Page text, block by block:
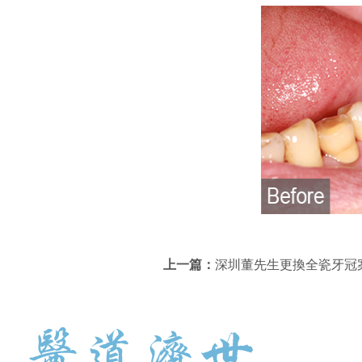
上一篇： 深圳董先生更換全瓷牙冠